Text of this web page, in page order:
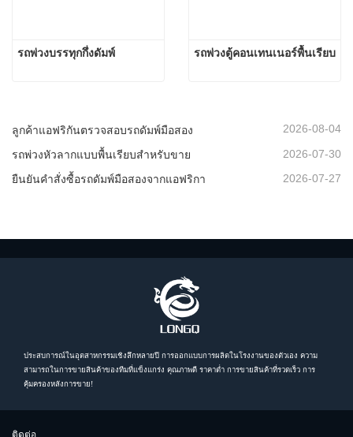
รถพ่วงบรรทุกกึ่งดัมพ์ รถพ่วงตู้คอนเทนเนอร์พื้นเรียบ
ลูกค้าแอฟริกันตรวจสอบรถดัมพ์มือสอง 2026-08-04
รถพ่วงหัวลากแบบพื้นเรียบสำหรับขาย 2026-07-30
ยืนยันคำสั่งซื้อรถดัมพ์มือสองจากแอฟริกา 2026-07-27
ประสบการณ์ในอุตสาหกรรมเชิงลึกหลายปี การออกแบบการผลิตในโรงงานของตัวเอง ความ
สามารถในการขายสินค้าของทีมที่แข็งแกร่ง คุณภาพดี ราคาต่ำ การขายสินค้าที่รวดเร็ว การ
คุ้มครองหลังการขาย!